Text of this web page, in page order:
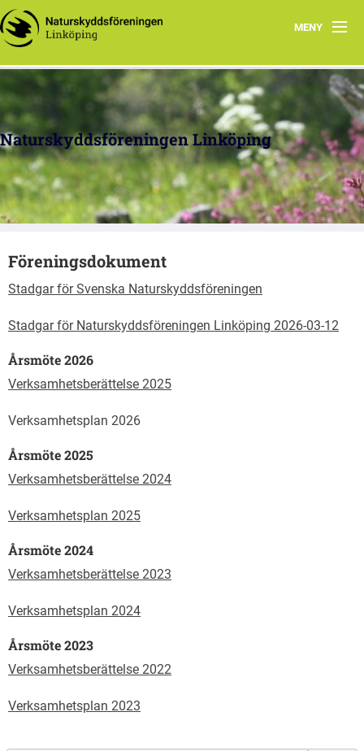
MENY
Hem
Arbetsgrupper
Politisk påverkan
Kretstidningen
Föreningsdokument
Naturskyddsföreningen Linköping
Föreningsdokument
Stadgar för Svenska Naturskyddsföreningen
Stadgar för Naturskyddsföreningen Linköping 2026-03-12
Årsmöte 2026
Verksamhetsberättelse 2025
Verksamhetsplan 2026
Årsmöte 2025
Verksamhetsberättelse 2024
Verksamhetsplan 2025
Årsmöte 2024
Verksamhetsberättelse 2023
Verksamhetsplan 2024
Årsmöte 2023
Verksamhetsberättelse 2022
Verksamhetsplan 2023